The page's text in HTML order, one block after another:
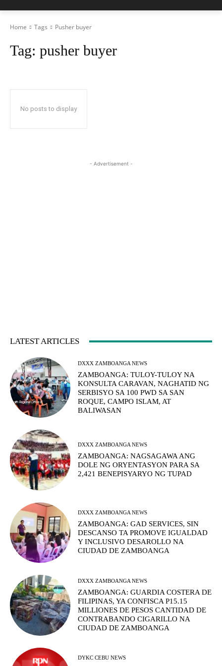
Home Tags Pusher buyer
Tag: pusher buyer
No posts to display
- Advertisement -
LATEST ARTICLES
DXXX ZAMBOANGA NEWS
ZAMBOANGA: TULOY-TULOY NA
KONSULTA CARAVAN, NAGHATID NG
SERBISYO SA 100 PWD SA SAN
ROQUE, CAMPO ISLAM, AT
BALIWASAN
DXXX ZAMBOANGA NEWS
ZAMBOANGA: NAGSAGAWA ANG
DOLE NG ORYENTASYON PARA SA
2,421 BENEPISYARYO NG TUPAD
DXXX ZAMBOANGA NEWS
ZAMBOANGA: GAD SERVICES, SIN
DESCANSO TA PROMOVE IGUALDAD
Y INCLUSIVO DESAROLLO NA
CIUDAD DE ZAMBOANGA
DXXX ZAMBOANGA NEWS
ZAMBOANGA: GUARDIA COSTERA DE
FILIPINAS, YA CONFISCA P15.15
MILLIONES DE PESOS CANTIDAD DE
CONTRABANDO CIGARILLO NA
CIUDAD DE ZAMBOANGA
DYKC CEBU NEWS